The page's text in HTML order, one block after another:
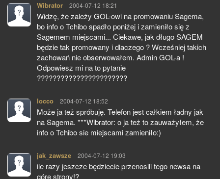
Wibrator pisze:
2004-07-12 18:21
Widzę, że zależy GOL-owi na promowaniu Sagema,
bo info o Tchibo spadło poniżej i zamieniło się z
Sagemem miejscami... Ciekawe, jak długo SAGEM
będzie tak promowany i dlaczego ? Wcześniej takich
zachowań nie obserwowałem. Admin GOL-a !
Odpowiesz mi na to pytanie
???????????????????????
locco pisze:
2004-07-12 18:52
Może ja też spróbuję. Telefon jest całkiem ładny jak
na Sagema. ***Wibrator: o ja też to zauważyłem, że
info o Tchibo sie miejscami zamieniło:)
jak_zawsze pisze:
2004-07-12 19:03
ile razy jeszcze będziecie przenosili tego newsa na
góre strony!?